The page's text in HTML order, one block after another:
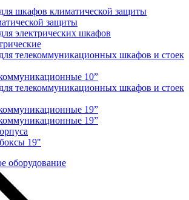
шкафов климатической защиты
защиты
электрических шкафов
телекоммуникационных шкафов и стоек
10”
телекоммуникационных шкафов и стоек
19”
19”
19"
оборудование